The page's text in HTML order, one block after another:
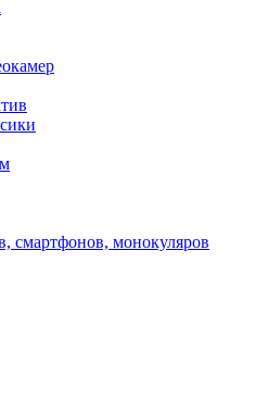
смартфонов, монокуляров